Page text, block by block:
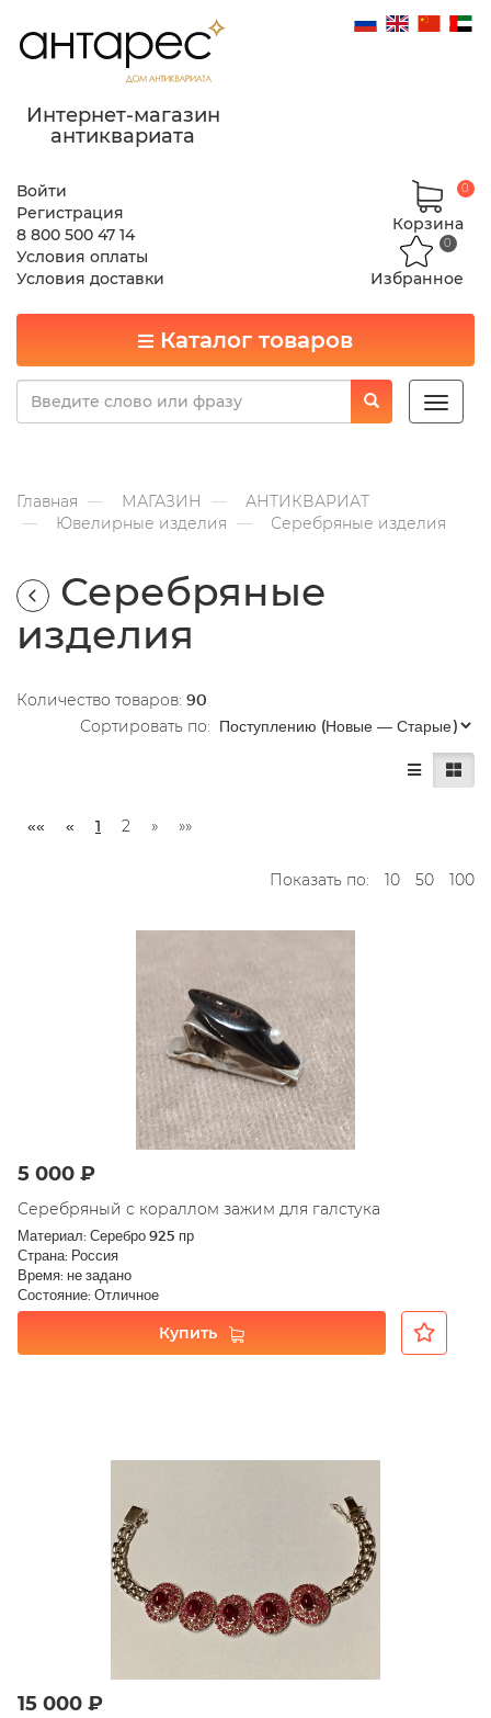
Интернет-магазин
антиквариата
Войти
Регистрация
8 800 500 47 14
Условия оплаты
Условия доставки
Корзина
0
Избранное
0
Каталог товаров
Toggle
Главная МАГАЗИН
АНТИКВАРИАТ
Ювелирные изделия
Серебряные изделия
Серебряные
изделия
Количество товаров: 90
Сортировать по:
«« « 1 2 » »»
Показать по: 10 50 100
5 000 ₽
Серебряный с кораллом зажим для галстука
Материал: Серебро 925 пр
Страна: Россия
Время: не задано
Состояние: Отличное
Купить
15 000 ₽